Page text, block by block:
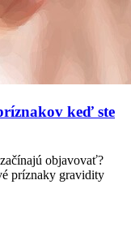
keď ste
objavovať?
príznaky gravidity